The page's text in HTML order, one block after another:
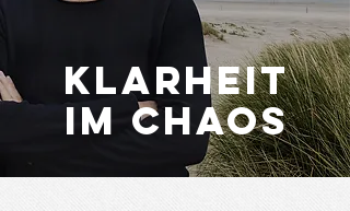
KLARHEIT
IM CHAOS